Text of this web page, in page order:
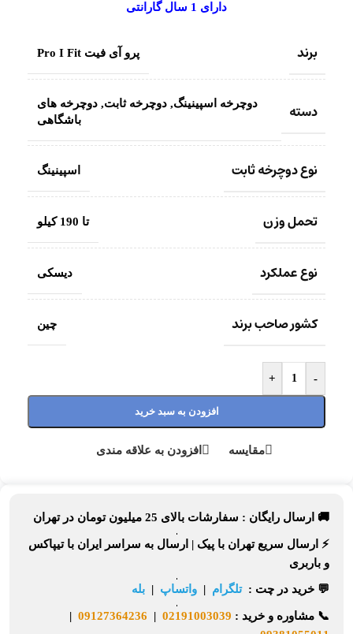
دارای 1 سال گارانتی
برند پرو آی فیت Pro I Fit
دسته دوچرخه اسپینینگ, دوچرخه ثابت, دوچرخه های
باشگاهی
نوع دوچرخه ثابت اسپینینگ
تحمل وزن تا 190 کیلو
نوع عملکرد دیسکی
کشور صاحب برند چین
-
+
افزودن به سبد خرید
مقایسه افزودن به علاقه مندی
🚚 ارسال رایگان : سفارشات بالای 25 میلیون تومان در تهران
⚡ ارسال سریع تهران با پیک | ارسال به سراسر ایران با تیپاکس
و باربری
💬 خرید در چت :تلگرام | واتساپ | بله
📞 مشاوره و خرید : 02191003039
|
09127364236
|